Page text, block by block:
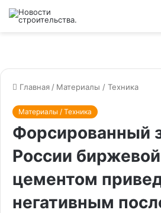
Главная / Материалы / Техника
Материалы / Техника
Форсированный
России
цементом
негативным